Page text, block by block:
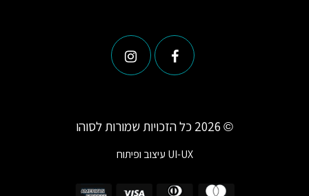
© 2026 כל הזכויות שמורות לסוהו
UI-UX עיצוב ופיתוח